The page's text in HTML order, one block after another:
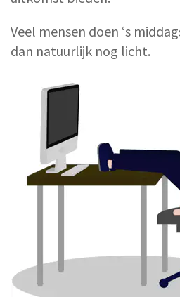
Veel mensen doen ‘s
dan natuurlijk nog licht.